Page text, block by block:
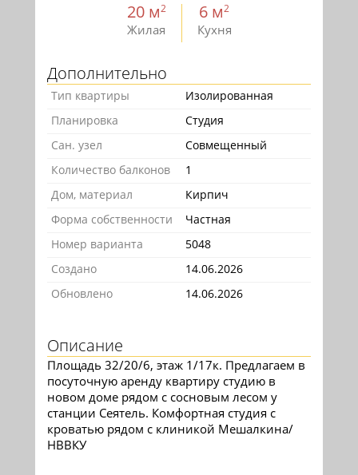
20 м2
Жилая
6 м2
Кухня
Дополнительно
Тип квартиры
Изолированная
Планировка
Студия
Сан. узел
Совмещенный
Количество балконов
1
Дом, материал
Кирпич
Форма собственности
Частная
Номер варианта
5048
Создано
14.06.2026
Обновлено
14.06.2026
Описание
Площадь 32/20/6, этаж 1/17к. Предлагаем в
посуточную аренду квартиру студию в
новом доме рядом с сосновым лесом у
станции Сеятель. Комфортная студия с
кроватью рядом с клиникой Мешалкина/
НВВКУ